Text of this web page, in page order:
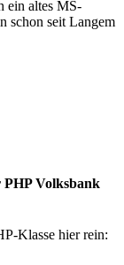
ein altes MS-
schon seit Langem
PHP Volksbank
Klasse hier rein: